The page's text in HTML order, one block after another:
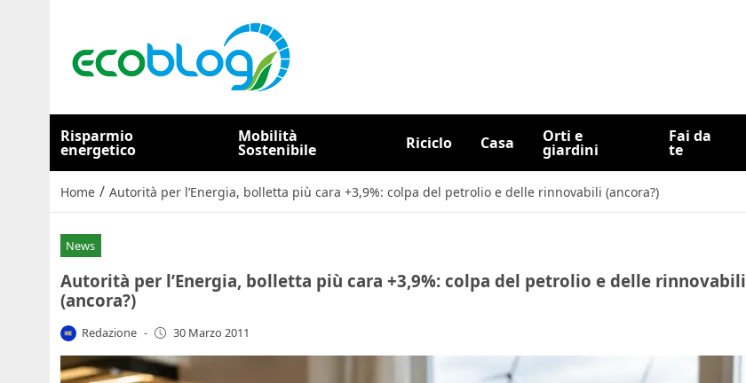
Risparmio
energetico
Mobilità
Sostenibile Riciclo Casa Orti e
giardini
Fai da
te
Home / Autorità per l’Energia, bolletta più cara +3,9%: colpa del petrolio e delle rinnovabili (ancora?)
News
Autorità per l’Energia, bolletta più cara +3,9%: colpa del petrolio e delle rinnovabili
(ancora?)
Redazione - 30 Marzo 2011